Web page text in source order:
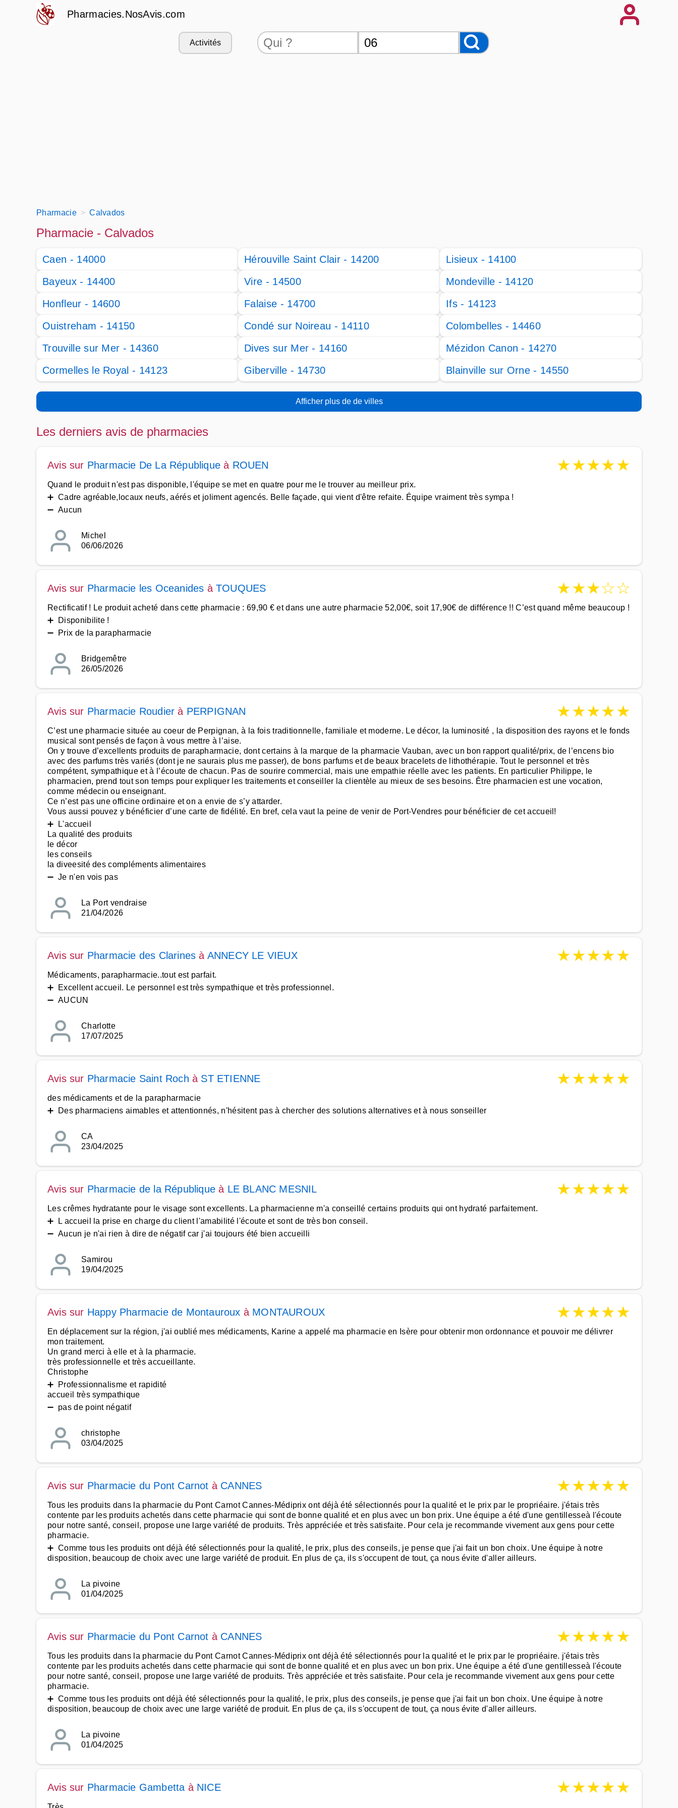
Pharmacies.NosAvis.com
Activités
Pharmacie Calvados
Pharmacie - Calvados
Caen - 14000 Hérouville Saint Clair - 14200
Lisieux - 14100
Bayeux - 14400
Vire - 14500
Mondeville - 14120
Honfleur - 14600
Falaise - 14700
Ifs - 14123
Ouistreham - 14150
Condé sur Noireau - 14110
Colombelles - 14460
Trouville sur Mer - 14360
Dives sur Mer - 14160
Mézidon Canon - 14270
Cormelles le Royal - 14123
Giberville - 14730 Blainville sur Orne - 14550
Afficher plus de de villes
Les derniers avis de pharmacies
Avis sur Pharmacie De La République à ROUEN ★★★★★
Quand le produit n'est pas disponible, l'équipe se met en quatre pour me le trouver au meilleur prix.
➕ Cadre agréable,locaux neufs, aérés et joliment agencés. Belle façade, qui vient d'être refaite. Équipe vraiment très sympa !
➖ Aucun
Michel
06/06/2026
Avis sur Pharmacie les Oceanides àTOUQUES ★★★☆☆
Rectificatif ! Le produit acheté dans cette pharmacie : 69,90 € et dans une autre pharmacie 52,00€, soit 17,90€ de différence !! C’est quand même beaucoup !
➕ Disponibilite !
➖ Prix de la parapharmacie
Bridgemêtre
26/05/2026
Avis sur Pharmacie Roudier à PERPIGNAN ★★★★★
C’est une pharmacie située au coeur de Perpignan, à la fois traditionnelle, familiale et moderne. Le décor, la luminosité , la disposition des rayons et le fonds
musical sont pensés de façon à vous mettre à l’aise.
On y trouve d’excellents produits de parapharmacie, dont certains à la marque de la pharmacie Vauban, avec un bon rapport qualité/prix, de l’encens bio
avec des parfums très variés (dont je ne saurais plus me passer), de bons parfums et de beaux bracelets de lithothérapie. Tout le personnel et très
compétent, sympathique et à l’écoute de chacun. Pas de sourire commercial, mais une empathie réelle avec les patients. En particulier Philippe, le
pharmacien, prend tout son temps pour expliquer les traitements et conseiller la clientèle au mieux de ses besoins. Être pharmacien est une vocation,
comme médecin ou enseignant.
Ce n’est pas une officine ordinaire et on a envie de s’y attarder.
Vous aussi pouvez y bénéficier d’une carte de fidélité. En bref, cela vaut la peine de venir de Port-Vendres pour bénéficier de cet accueil!
➕ L'accueil
La qualité des produits
le décor
les conseils
la diveesité des compléments alimentaires
➖ Je n'en vois pas
La Port vendraise
21/04/2026
Avis sur Pharmacie des Clarines à ANNECY LE VIEUX ★★★★★
Médicaments, parapharmacie..tout est parfait.
➕ Excellent accueil. Le personnel est très sympathique et très professionnel.
➖ AUCUN
Charlotte
17/07/2025
Avis sur Pharmacie Saint Roch à ST ETIENNE ★★★★★
des médicaments et de la parapharmacie
➕ Des pharmaciens aimables et attentionnés, n'hésitent pas à chercher des solutions alternatives et à nous sonseiller
CA
23/04/2025
Avis sur Pharmacie de la République à LE BLANC MESNIL ★★★★★
Les crêmes hydratante pour le visage sont excellents. La pharmacienne m'a conseillé certains produits qui ont hydraté parfaitement.
➕ L accueil la prise en charge du client l'amabilité l'écoute et sont de très bon conseil.
➖ Aucun je n'ai rien à dire de négatif car j'ai toujours été bien accueilli
Samirou
19/04/2025
Avis sur Happy Pharmacie de Montauroux à MONTAUROUX ★★★★★
En déplacement sur la région, j'ai oublié mes médicaments, Karine a appelé ma pharmacie en Isère pour obtenir mon ordonnance et pouvoir me délivrer
mon traitement.
Un grand merci à elle et à la pharmacie.
très professionnelle et très accueillante.
Christophe
➕ Professionnalisme et rapidité
accueil très sympathique
➖ pas de point négatif
christophe
03/04/2025
Avis sur Pharmacie du Pont Carnot à CANNES ★★★★★
Tous les produits dans la pharmacie du Pont Carnot Cannes-Médiprix ont déjà été sélectionnés pour la qualité et le prix par le propriéaire. j'étais très
contente par les produits achetés dans cette pharmacie qui sont de bonne qualité et en plus avec un bon prix. Une équipe a été d'une gentillesseà l'écoute
pour notre santé, conseil, propose une large variété de produits. Très appréciée et très satisfaite. Pour cela je recommande vivement aux gens pour cette
pharmacie.
➕ Comme tous les produits ont déjà été sélectionnés pour la qualité, le prix, plus des conseils, je pense que j'ai fait un bon choix. Une équipe à notre
disposition, beaucoup de choix avec une large variété de produit. En plus de ça, ils s'occupent de tout, ça nous évite d'aller ailleurs.
La pivoine
01/04/2025
Avis sur Pharmacie du Pont Carnot à CANNES ★★★★★
Tous les produits dans la pharmacie du Pont Carnot Cannes-Médiprix ont déjà été sélectionnés pour la qualité et le prix par le propriéaire. j'étais très
contente par les produits achetés dans cette pharmacie qui sont de bonne qualité et en plus avec un bon prix. Une équipe a été d'une gentillesseà l'écoute
pour notre santé, conseil, propose une large variété de produits. Très appréciée et très satisfaite. Pour cela je recommande vivement aux gens pour cette
pharmacie.
➕ Comme tous les produits ont déjà été sélectionnés pour la qualité, le prix, plus des conseils, je pense que j'ai fait un bon choix. Une équipe à notre
disposition, beaucoup de choix avec une large variété de produit. En plus de ça, ils s'occupent de tout, ça nous évite d'aller ailleurs.
La pivoine
01/04/2025
Avis sur Pharmacie Gambetta à NICE ★★★★★